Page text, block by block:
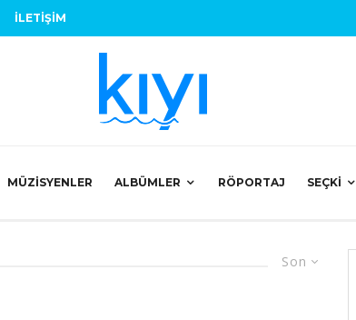
İLETIŞIM
MÜZISYENLER ALBÜMLER RÖPORTAJ SEÇKI
Son